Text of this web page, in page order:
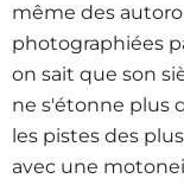
même des
photographiées
on sait que son
ne s'étonne plus
les pistes des
avec une